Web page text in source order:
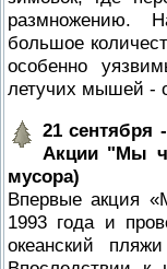
размножению.
большое
особенно
летучих мышей -
21 сентября
Акции "Мы
мусора)
Впервые акция
1993 года и
океанский